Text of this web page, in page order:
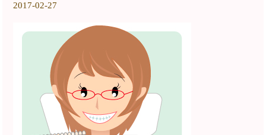
2017-02-27